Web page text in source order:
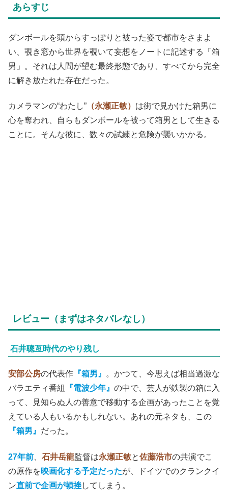
あらすじ
ダンボールを頭からすっぽりと被った姿で都市をさまよ
い、覗き窓から世界を覗いて妄想をノートに記述する「箱
男」。それは人間が望む最終形態であり、すべてから完全
に解き放たれた存在だった。
カメラマンの“わたし” （永瀬正敏） は街で見かけた箱男に
心を奪われ、自らもダンボールを被って箱男として生きる
ことに。そんな彼に、数々の試練と危険が襲いかかる。
レビュー（まずはネタバレなし）
石井聰亙時代のやり残し
安部公房の代表作 『箱男』 。かつて、今思えば相当過激な
バラエティ番組
『電波少年』 の中で、芸人が鉄製の箱に入
って、見知らぬ人の善意で移動する企画があったことを覚
えている人もいるかもしれない。あれの元ネタも、この
『箱男』 だった。
27年前 石井岳龍監督は永瀬正敏と佐藤浩市の共演でこ
の原作を映画化する予定だったが、ドイツでのクランクイ
ン直前で企画が頓挫してしまう。